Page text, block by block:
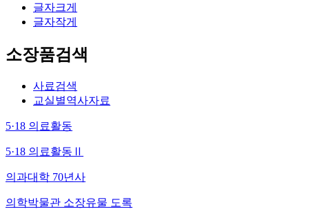
글자크게
글자작게
소장품검색
사료검색
교실별역사자료
5·18 의료활동
5·18 의료활동Ⅱ
의과대학 70년사
의학박물관 소장유물 도록